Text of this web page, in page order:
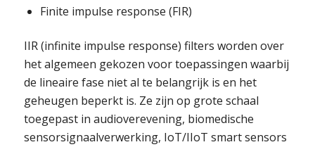
Finite impulse response (FIR)
IIR (infinite impulse response) filters worden over
het algemeen gekozen voor toepassingen waarbij
de lineaire fase niet al te belangrijk is en het
geheugen beperkt is. Ze zijn op grote schaal
toegepast in audioverevening, biomedische
sensorsignaalverwerking, IoT/IIoT smart sensors